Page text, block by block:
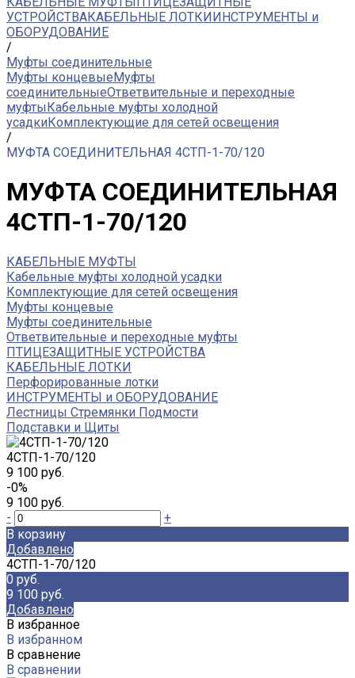
УСТРОЙСТВАКАБЕЛЬНЫЕ ЛОТКИИНСТРУМЕНТЫ и
ОБОРУДОВАНИЕ
/
Муфты соединительные
Муфты концевыеМуфты
соединительныеОтветвительные и переходные
муфтыКабельные муфты холодной
усадкиКомплектующие для сетей освещения
/
МУФТА СОЕДИНИТЕЛЬНАЯ 4СТП-1-70/120
МУФТА СОЕДИНИТЕЛЬНАЯ
4СТП-1-70/120
КАБЕЛЬНЫЕ МУФТЫ
Кабельные муфты холодной усадки
Комплектующие для сетей освещения
Муфты концевые
Муфты соединительные
Ответвительные и переходные муфты
ПТИЦЕЗАЩИТНЫЕ УСТРОЙСТВА
КАБЕЛЬНЫЕ ЛОТКИ
Перфорированные лотки
ИНСТРУМЕНТЫ и ОБОРУДОВАНИЕ
Лестницы Стремянки Подмости
Подставки и Щиты
4СТП-1-70/120
9 100 руб.
-0%
9 100 руб.
-
+
В корзину
Добавлено
4СТП-1-70/120
0 руб.
9 100 руб.
Добавлено
В избранное
В избранном
В сравнение
В сравнении